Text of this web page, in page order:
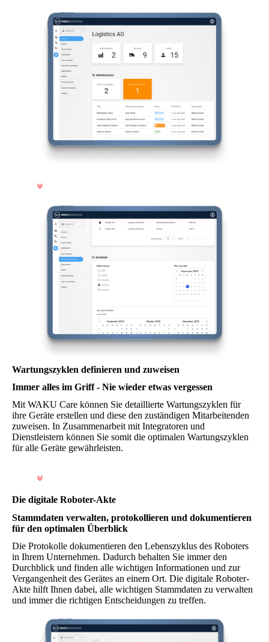
Wartungszyklen definieren und zuweisen
Immer alles im Griff - Nie wieder etwas vergessen
Mit WAKU Care können Sie detaillierte Wartungszyklen für
ihre Geräte erstellen und diese den zuständigen Mitarbeitenden
zuweisen. In Zusammenarbeit mit Integratoren und
Dienstleistern können Sie somit die optimalen Wartungszyklen
für alle Geräte gewährleisten.
Die digitale Roboter-Akte
Stammdaten verwalten, protokollieren und dokumentieren
für den optimalen Überblick
Die Protokolle dokumentieren den Lebenszyklus des Roboters
in Ihrem Unternehmen. Dadurch behalten Sie immer den
Durchblick und finden alle wichtigen Informationen und zur
Vergangenheit des Gerätes an einem Ort. Die digitale Roboter-
Akte hilft Ihnen dabei, alle wichtigen Stammdaten zu verwalten
und immer die richtigen Entscheidungen zu treffen.